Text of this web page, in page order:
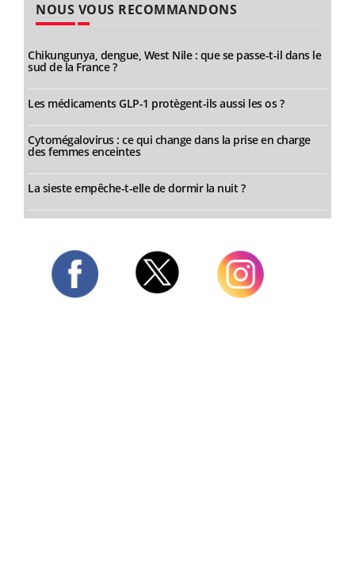
NOUS VOUS RECOMMANDONS
Chikungunya, dengue, West Nile : que se passe-t-il dans le
sud de la France ?
Les médicaments GLP-1 protègent-ils aussi les os ?
Cytomégalovirus : ce qui change dans la prise en charge
des femmes enceintes
La sieste empêche-t-elle de dormir la nuit ?